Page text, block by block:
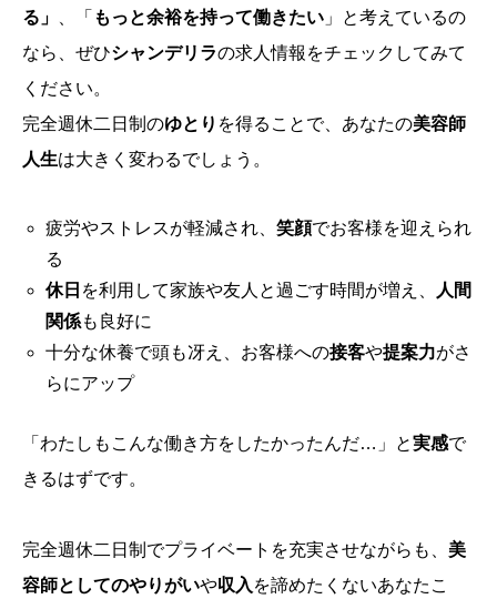
る」 、「 もっと余裕を持って働きたい 」と考えているの
なら、ぜひシャンデリラの求人情報をチェックしてみて
ください。
完全週休二日制のゆとり を得ることで、あなたの美容師
人生は大きく変わるでしょう。
疲労やストレスが軽減され、 笑顔でお客様を迎えられ
る
休日 を利用して家族や友人と過ごす時間が増え、
人間
関係も良好に
十分な休養で頭も冴え、お客様への接客や提案力がさ
らにアップ
「わたしもこんな働き方をしたかったんだ…」と実感で
きるはずです。
完全週休二日制でプライベートを充実させながらも、 美
容師としてのやりがいや収入 を諦めたくないあなたこ